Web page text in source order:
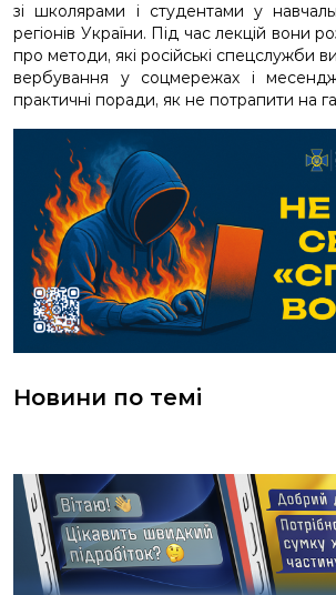
зі школярами і студентами у
регіонів України. Під час лекцій вони
про методи, які російські спецслужби
вербування у соцмережах і
практичні поради, як не потрапити на
Новини по темі